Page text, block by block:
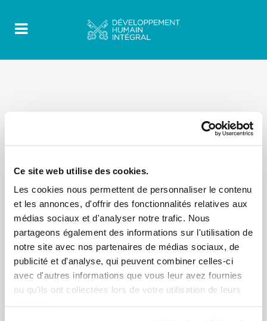
Ce site web utilise des cookies.
Les cookies nous permettent de personnaliser le contenu
et les annonces, d'offrir des fonctionnalités relatives aux
médias sociaux et d'analyser notre trafic. Nous
partageons également des informations sur l'utilisation de
notre site avec nos partenaires de médias sociaux, de
publicité et d'analyse, qui peuvent combiner celles-ci
avec d'autres informations que vous leur avez fournies
ou qu'ils ont collectées lors de votre utilisation de leurs